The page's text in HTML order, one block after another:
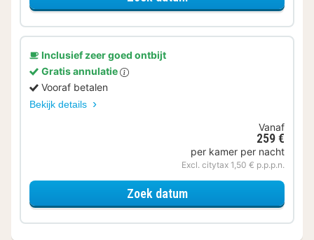
Inclusief zeer goed ontbijt
Gratis annulatie
Vooraf betalen
Bekijk details
Vanaf
259 €
per kamer per nacht
Excl. citytax 1,50 € p.p.p.n.
Zoek datumvoor Comfort kamer